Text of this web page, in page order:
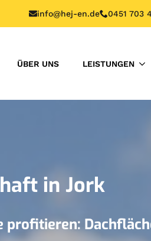
info@hej-en.de 0451 703
ÜBER UNS LEISTUNGEN
in Jork